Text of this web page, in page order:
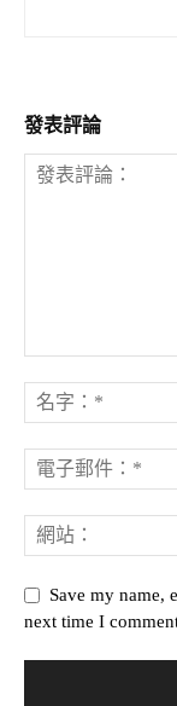
發表評論
Save my name,
next time I